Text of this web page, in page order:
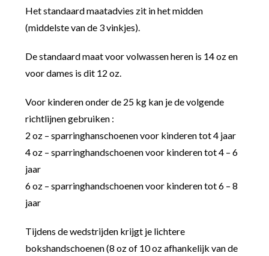
Het standaard maatadvies zit in het midden
(middelste van de 3 vinkjes).
De standaard maat voor volwassen heren is 14 oz en
voor dames is dit 12 oz.
Voor kinderen onder de 25 kg kan je de volgende
richtlijnen gebruiken :
2 oz – sparringhanschoenen voor kinderen tot 4 jaar
4 oz – sparringhandschoenen voor kinderen tot 4 – 6
jaar
6 oz – sparringhandschoenen voor kinderen tot 6 – 8
jaar
Tijdens de wedstrijden krijgt je lichtere
bokshandschoenen (8 oz of 10 oz afhankelijk van de